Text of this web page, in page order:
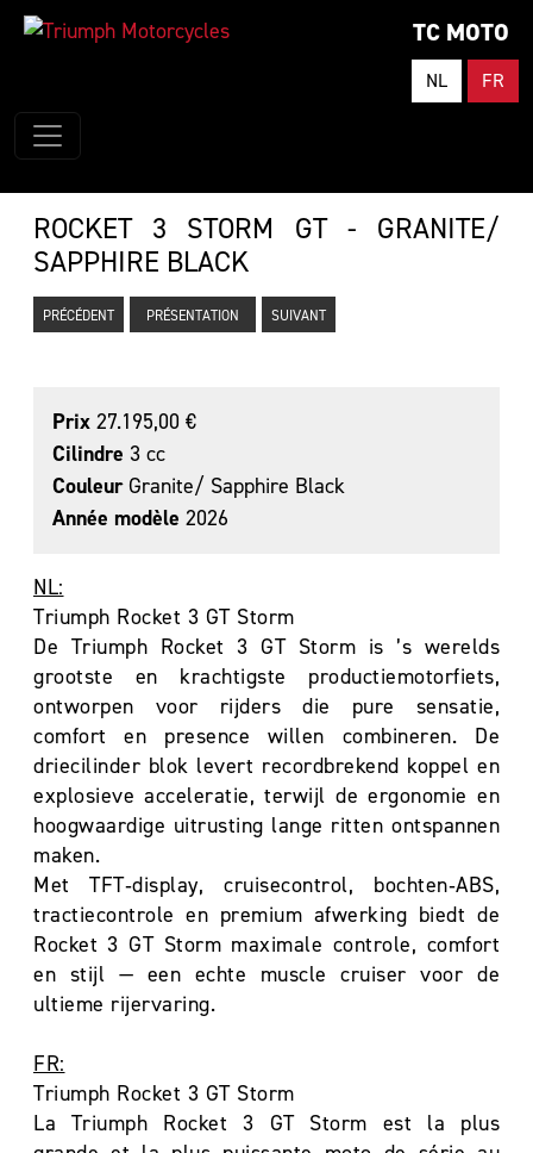
TC MOTO
NL FR
ROCKET 3 STORM GT - GRANITE/
SAPPHIRE BLACK
PRÉCÉDENT PRÉSENTATION SUIVANT
Prix 27.195,00 €
Cilindre 3 cc
CouleurGranite/ Sapphire Black
Année modèle 2026
NL:
Triumph Rocket 3 GT Storm
De Triumph Rocket 3 GT Storm is ’s werelds
grootste en krachtigste productiemotorfiets,
ontworpen voor rijders die pure sensatie,
comfort en presence willen combineren. De
driecilinder blok levert recordbrekend koppel en
explosieve acceleratie, terwijl de ergonomie en
hoogwaardige uitrusting lange ritten ontspannen
maken.
Met TFT‑display, cruisecontrol, bochten‑ABS,
tractiecontrole en premium afwerking biedt de
Rocket 3 GT Storm maximale controle, comfort
en stijl — een echte muscle cruiser voor de
ultieme rijervaring.
FR:
Triumph Rocket 3 GT Storm
La Triumph Rocket 3 GT Storm est la plus